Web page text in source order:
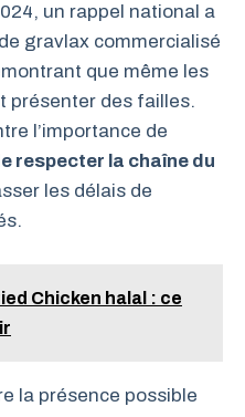
un rappel national a
gravlax commercialisé
que même les
présenter des failles.
l’importance de
respecter la chaîne du
les délais de
Chicken halal : ce
la présence possible